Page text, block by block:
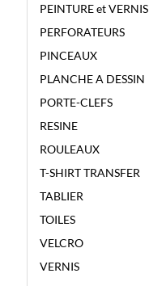
PEINTURE et VERNIS
PERFORATEURS
PINCEAUX
PLANCHE A DESSIN
PORTE-CLEFS
RESINE
ROULEAUX
T-SHIRT TRANSFER
TABLIER
TOILES
VELCRO
VERNIS